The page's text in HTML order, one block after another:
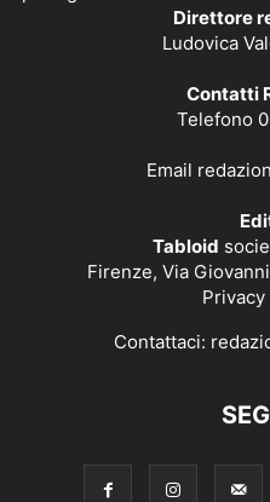
Direttore
Ludovica
Contatti
Telefono
Email
Tabloid
Firenze, Via
Contattaci: